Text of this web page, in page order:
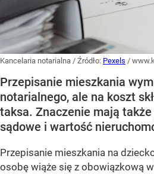
Kancelaria notarialna / Źródło: Pexels /
Przepisanie mieszkania
notarialnego, ale na koszt
taksa. Znaczenie mają także
sądowe i wartość
Przepisanie mieszkania na
osobę wiąże się z obowiązkową